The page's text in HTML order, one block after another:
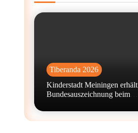
Tiberanda 2026
Kinderstadt Meiningen erhält
Bundesauszeichnung beim